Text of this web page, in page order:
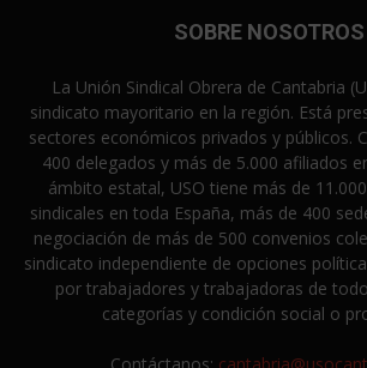
SOBRE NOSOTROS
La Unión Sindical Obrera de Cantabria
sindicato mayoritario en la región. Está
sectores económicos privados y públicos.
400 delegados y más de 5.000 afiliados
ámbito estatal, USO tiene más de
sindicales en toda España, más de 400
negociación de más de 500 convenios
sindicato independiente de opciones
por trabajadores y trabajadoras de
categorías y condición social o